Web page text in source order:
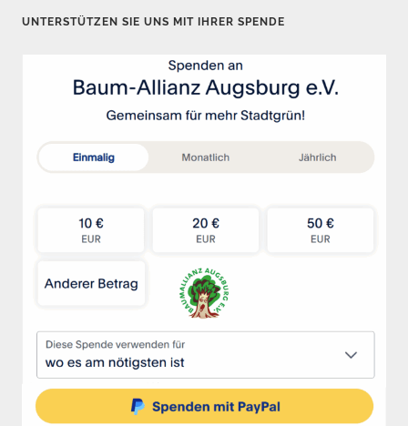
t
n
n
r
e
r
u
UNTERSTÜTZEN SIE UNS MIT IHRER SPENDE